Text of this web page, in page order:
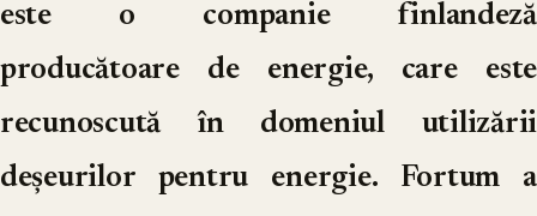
este o companie finlandeză
producătoare de energie, care este
recunoscută în domeniul utilizării
deșeurilor pentru energie. Fortum a